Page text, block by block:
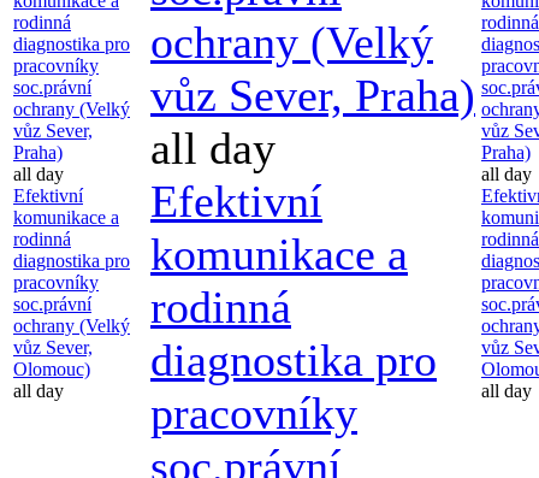
rodinná
diagnostika pro
pracovníky
soc.právní
ochrany (Velký
vůz Sever,
Praha)
all day
Efektivní
komunikace a
rodinná
diagnostika pro
pracovníky
soc.právní
ochrany (Velký
vůz Sever,
Olomouc)
all day
ochrany (Velký
vůz Sever, Praha)
all day
Efektivní
komunikace a
rodinná
diagnostika pro
pracovníky
soc.právní
rodinná
vůz
Praha)
all day
rodinná
vůz
all day